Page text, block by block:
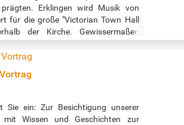
Erklingen wird Musik von
für die große "Victorian Town Hall
der Kirche. Gewissermaßen
der Mühleisen-Orgel. Eintritt frei;
Sie ein: Zur Besichtigung unserer
Wissen und Geschichten zur